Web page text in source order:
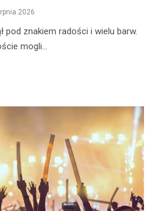
2026
pod znakiem radości i wielu barw.
mogli…